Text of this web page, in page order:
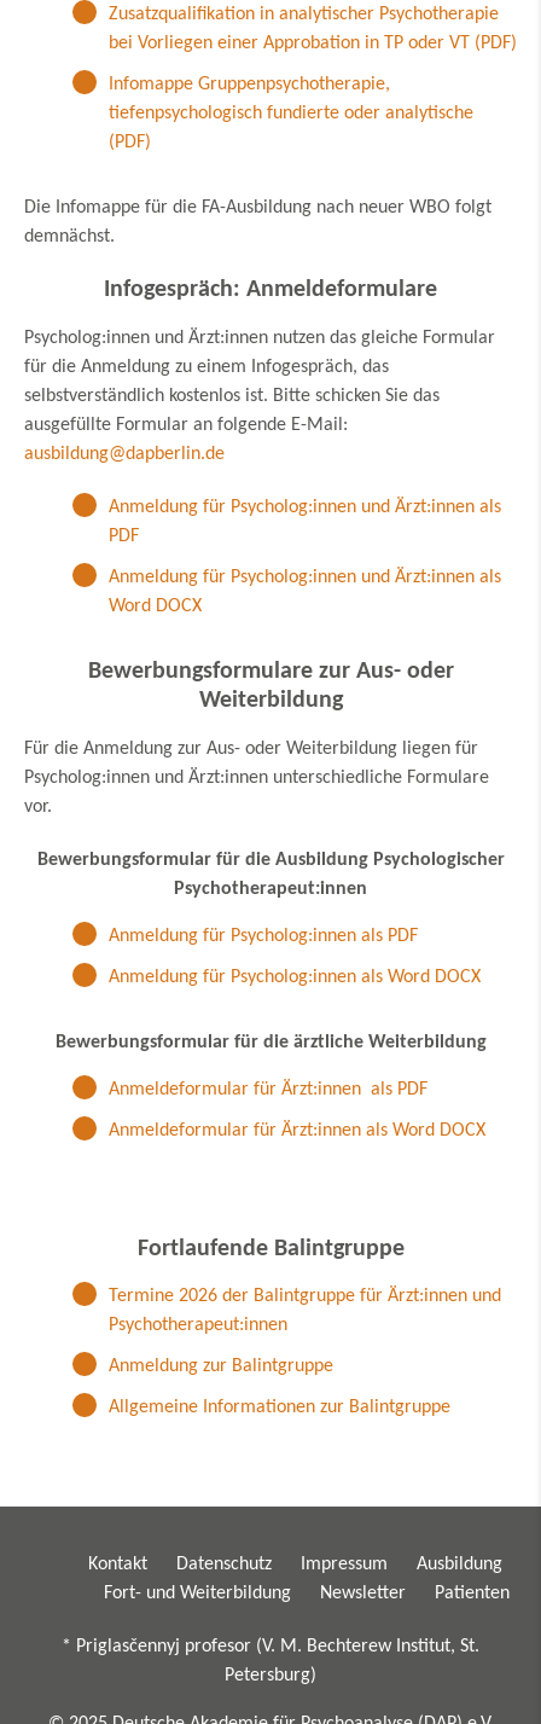
Zusatzqualifikation in analytischer Psychotherapie
bei Vorliegen einer Approbation in TP oder VT (PDF)
Infomappe Gruppenpsychotherapie,
tiefenpsychologisch fundierte oder analytische
(PDF)
Die Infomappe für die FA-Ausbildung nach neuer WBO folgt
demnächst.
Infogespräch: Anmeldeformulare
Psycholog:innen und Ärzt:innen nutzen das gleiche Formular
für die Anmeldung zu einem Infogespräch, das
selbstverständlich kostenlos ist. Bitte schicken Sie das
ausgefüllte Formular an folgende E-Mail:
ausbildung@dapberlin.de
Anmeldung für Psycholog:innen und Ärzt:innen als
PDF
Anmeldung für Psycholog:innen und Ärzt:innen als
Word DOCX
Bewerbungsformulare zur Aus- oder
Weiterbildung
Für die Anmeldung zur Aus- oder Weiterbildung liegen für
Psycholog:innen und Ärzt:innen unterschiedliche Formulare
vor.
Bewerbungsformular für die Ausbildung Psychologischer
Psychotherapeut:innen
Anmeldung für Psycholog:innen als PDF
Anmeldung für Psycholog:innen als Word DOCX
Bewerbungsformular für die ärztliche Weiterbildung
Anmeldeformular für Ärzt:innen als PDF
Anmeldeformular für Ärzt:innen als Word DOCX
Fortlaufende Balintgruppe
Termine 2026 der Balintgruppe für Ärzt:innen und
Psychotherapeut:innen
Anmeldung zur Balintgruppe
Allgemeine Informationen zur Balintgruppe
Kontakt Datenschutz Impressum
Ausbildung
Fort- und Weiterbildung
Newsletter Patienten
* Priglasčennyj profesor (V. M. Bechterew Institut, St.
Petersburg)